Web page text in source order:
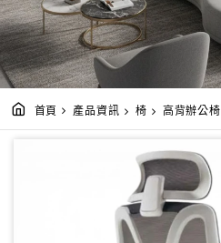
首頁 產品資訊 椅 高背辦公椅